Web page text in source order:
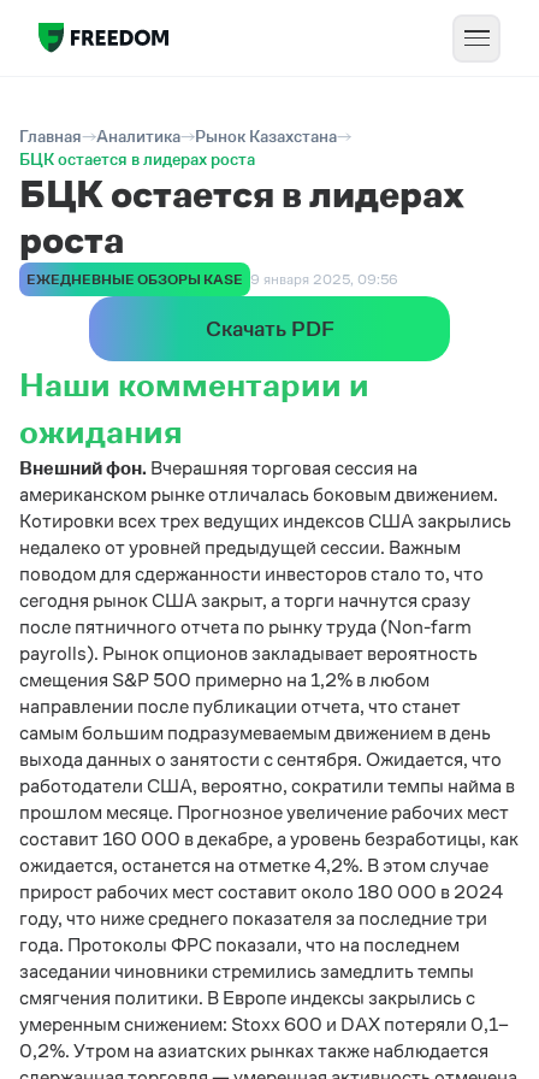
Главная Аналитика
Рынок Казахстана
БЦК остается в лидерах роста
БЦК остается в лидерах
роста
ЕЖЕДНЕВНЫЕ ОБЗОРЫ KASE 9 января 2025, 09:56
Скачать PDF
Наши комментарии и
ожидания
Внешний фон. Вчерашняя торговая сессия на
американском рынке отличалась боковым движением.
Котировки всех трех ведущих индексов США закрылись
недалеко от уровней предыдущей сессии. Важным
поводом для сдержанности инвесторов стало то, что
сегодня рынок США закрыт, а торги начнутся сразу
после пятничного отчета по рынку труда (Non-farm
payrolls). Рынок опционов закладывает вероятность
смещения S&P 500 примерно на 1,2% в любом
направлении после публикации отчета, что станет
самым большим подразумеваемым движением в день
выхода данных о занятости с сентября. Ожидается, что
работодатели США, вероятно, сократили темпы найма в
прошлом месяце. Прогнозное увеличение рабочих мест
составит 160 000 в декабре, а уровень безработицы, как
ожидается, останется на отметке 4,2%. В этом случае
прирост рабочих мест составит около 180 000 в 2024
году, что ниже среднего показателя за последние три
года. Протоколы ФРС показали, что на последнем
заседании чиновники стремились замедлить темпы
смягчения политики. В Европе индексы закрылись с
умеренным снижением: Stoxx 600 и DAX потеряли 0,1–
0,2%. Утром на азиатских рынках также наблюдается